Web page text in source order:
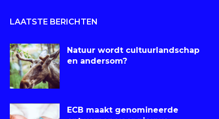
LAATSTE BERICHTEN
Natuur wordt cultuurlandschap
en andersom?
ECB maakt genomineerde